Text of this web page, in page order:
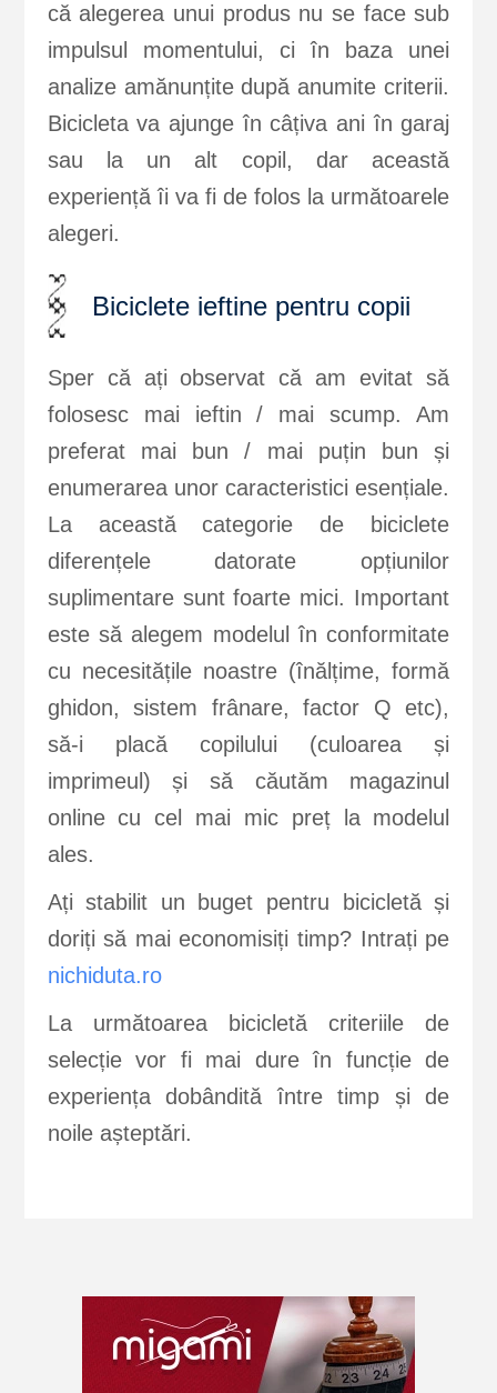
că alegerea unui produs nu se face sub
impulsul momentului, ci în baza unei
analize amănunțite după anumite criterii.
Bicicleta va ajunge în câțiva ani în garaj
sau la un alt copil, dar această
experiență îi va fi de folos la următoarele
alegeri.
Biciclete ieftine pentru copii
Sper că ați observat că am evitat să
folosesc mai ieftin / mai scump. Am
preferat mai bun / mai puțin bun și
enumerarea unor caracteristici esențiale.
La această categorie de biciclete
diferențele datorate opțiunilor
suplimentare sunt foarte mici. Important
este să alegem modelul în conformitate
cu necesitățile noastre (înălțime, formă
ghidon, sistem frânare, factor Q etc),
să-i placă copilului (culoarea și
imprimeul) și să căutăm magazinul
online cu cel mai mic preț la modelul
ales.
Ați stabilit un buget pentru bicicletă și
doriți să mai economisiți timp? Intrați pe
nichiduta.ro
La următoarea bicicletă criteriile de
selecție vor fi mai dure în funcție de
experiența dobândită între timp și de
noile așteptări.